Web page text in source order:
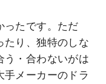
ったです。ただ
たり、独特のしな
う・合わないがは
手メーカーのドラ